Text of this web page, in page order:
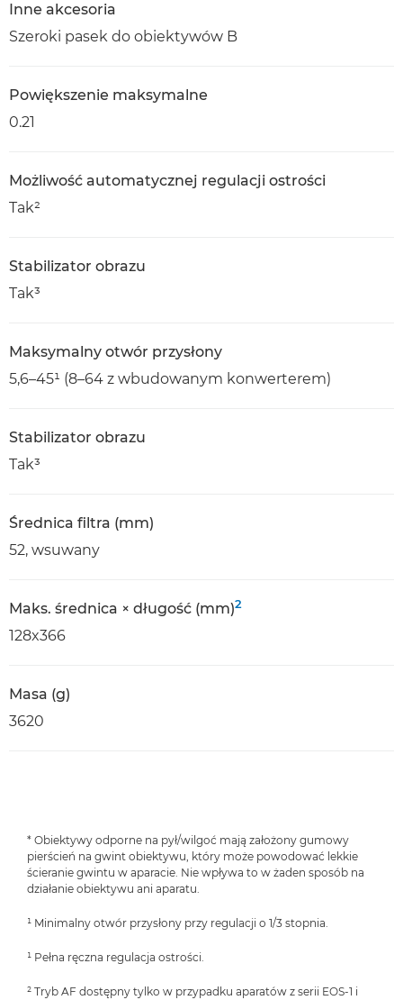
Inne akcesoria
Szeroki pasek do obiektywów B
Powiększenie maksymalne
0.21
Możliwość automatycznej regulacji ostrości
Tak²
Stabilizator obrazu
Tak³
Maksymalny otwór przysłony
5,6–45¹ (8–64 z wbudowanym konwerterem)
Stabilizator obrazu
Tak³
Średnica filtra (mm)
52, wsuwany
Maks. średnica × długość (mm)2
128x366
Masa (g)
3620
* Obiektywy odporne na pył/wilgoć mają założony gumowy
pierścień na gwint obiektywu, który może powodować lekkie
ścieranie gwintu w aparacie. Nie wpływa to w żaden sposób na
działanie obiektywu ani aparatu.
¹ Minimalny otwór przysłony przy regulacji o 1/3 stopnia.
¹ Pełna ręczna regulacja ostrości.
² Tryb AF dostępny tylko w przypadku aparatów z serii EOS-1 i